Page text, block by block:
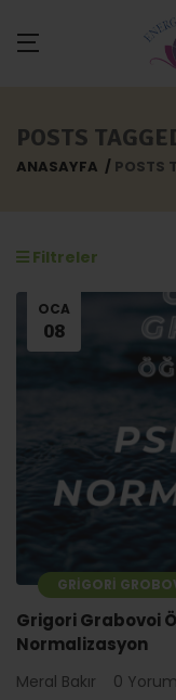
POSTS
ANASAYFA POSTS
Filtreler
GRIGORI
OCA
08
Grigori Grabovoi
Normalizasyon
Meral Bakır
0 Yorum